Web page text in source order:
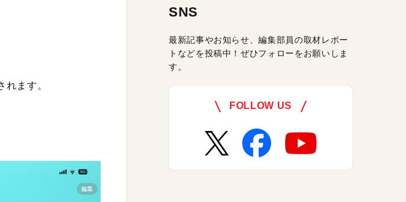
ます。
SNS
最新記事やお知らせ、編集部員の取材レポー
トなどを投稿中！ぜひフォローをお願いしま
す。
FOLLOW US